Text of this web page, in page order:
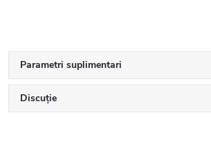
Parametri suplimentari
Discuţie